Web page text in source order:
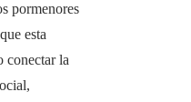
pormenores
esta
conectar la